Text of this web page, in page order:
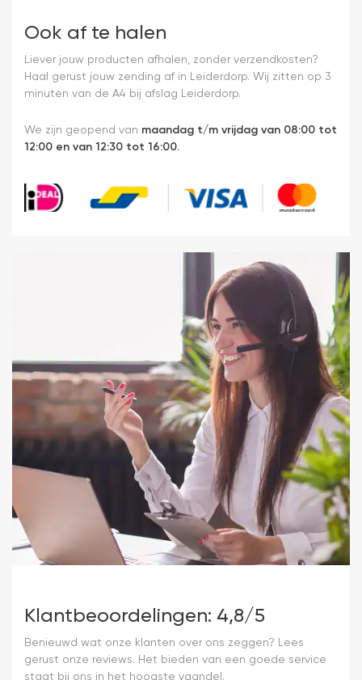
Ook af te halen
Liever jouw producten afhalen, zonder verzendkosten?
Haal gerust jouw zending af in Leiderdorp. Wij zitten op 3
minuten van de A4 bij afslag Leiderdorp.
We zijn geopend van maandag t/m vrijdag van 08:00 tot
12:00 en van 12:30 tot 16:00.
Klantbeoordelingen: 4,8/5
Benieuwd wat onze klanten over ons zeggen? Lees
gerust onze reviews. Het bieden van een goede service
staat bij ons in het hoogste vaandel.